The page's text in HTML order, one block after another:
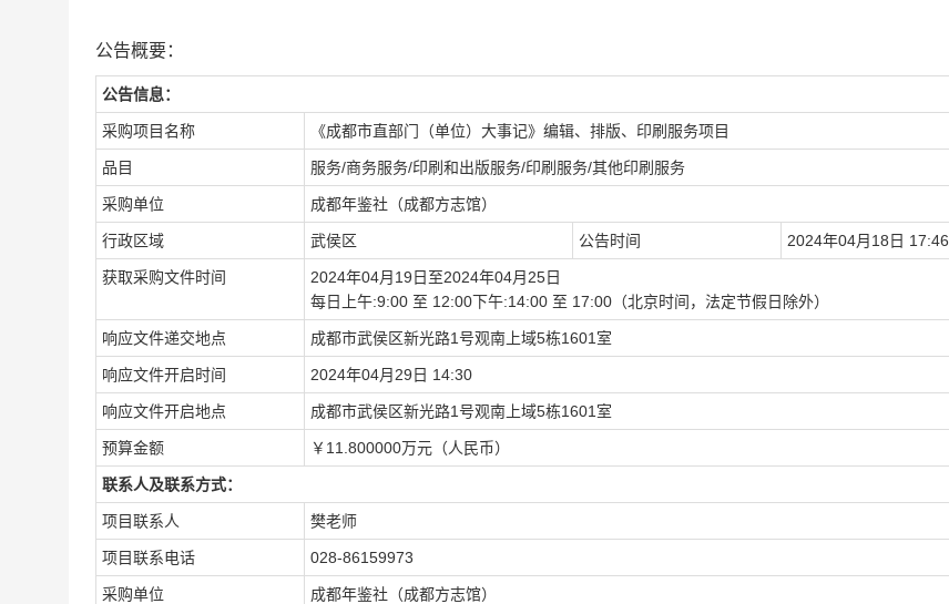
公告概要：
公告信息：
采购项目名称 《成都市直部门（单位）大事记》编辑、排版、印刷服务项目
品目 服务/商务服务/印刷和出版服务/印刷服务/其他印刷服务
采购单位 成都年鉴社（成都方志馆）
行政区域 武侯区 公告时间 2024年04月18日 17:46
获取采购文件时间
2024年04月19日至2024年04月25日
每日上午:9:00 至 12:00下午:14:00 至 17:00（北京时间，法定节假日除外）
响应文件递交地点 成都市武侯区新光路1号观南上域5栋1601室
响应文件开启时间 2024年04月29日 14:30
响应文件开启地点 成都市武侯区新光路1号观南上域5栋1601室
预算金额 ￥11.800000万元（人民币）
联系人及联系方式：
项目联系人 樊老师
项目联系电话 028-86159973
采购单位 成都年鉴社（成都方志馆）